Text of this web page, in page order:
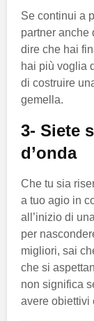
Se continui a
partner anche
dire che hai
hai più voglia
di costruire
gemella.
3- Siete
d’onda
Che tu sia
a tuo agio in
all’inizio di
per
migliori, sai
che si
non significa
avere obiettivi